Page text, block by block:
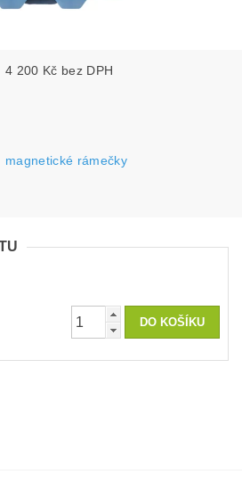
4 200 Kč bez DPH
magnetické rámečky